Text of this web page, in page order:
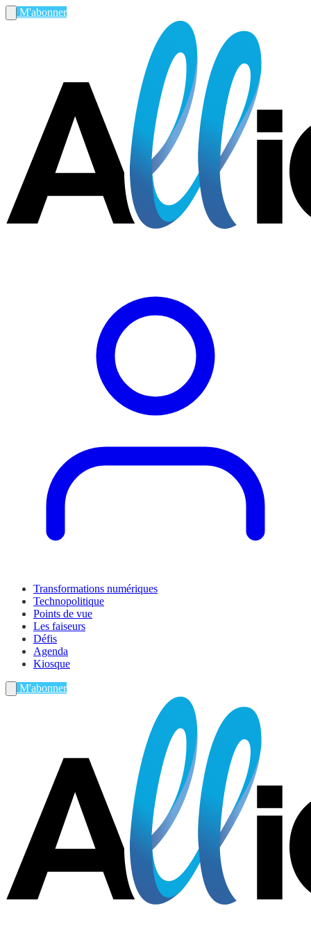
M'abonner
Transformations numériques
Technopolitique
Points de vue
Les faiseurs
Défis
Agenda
Kiosque
M'abonner